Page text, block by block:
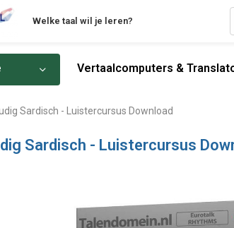
Welke taal wil je leren?
Vertaalcomputers &
Sardisch - Luistercursus Download
Sardisch - Luistercursus